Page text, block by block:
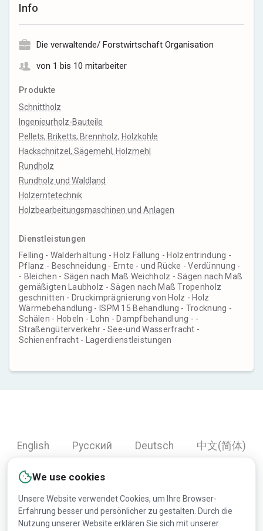
Info
Die verwaltende/ Forstwirtschaft Organisation
von 1 bis 10 mitarbeiter
Produkte
Schnittholz
Ingenieurholz-Bauteile
Pellets, Briketts, Brennholz, Holzkohle
Hackschnitzel, Sägemehl, Holzmehl
Rundholz
Rundholz und Waldland
Holzerntetechnik
Holzbearbeitungsmaschinen und Anlagen
Dienstleistungen
Felling - Walderhaltung - Holz Fällung - Holzentrindung -
Pflanz - Beschneidung - Ernte - und Rücke - Verdünnung -
- Bleichen - Sägen nach Maß Weichholz - Sägen nach Maß
gemäßigten Laubholz - Sägen nach Maß Tropenholz
geschnitten - Druckimprägnierung von Holz - Holz
Wärmebehandlung - ISPM 15 Behandlung - Trocknung -
Schälen - Hobeln - Lohn - Dampfbehandlung - -
Straßengüterverkehr - See-und Wasserfracht -
Schienenfracht - Lagerdienstleistungen
We use cookies
Unsere Website verwendet Cookies, um Ihre Browser-
Erfahrung besser und persönlicher zu gestalten. Durch die
Nutzung unserer Website erklären Sie sich mit unserer
English Русский Deutsch
中文(简体)
العربية
Türkçe